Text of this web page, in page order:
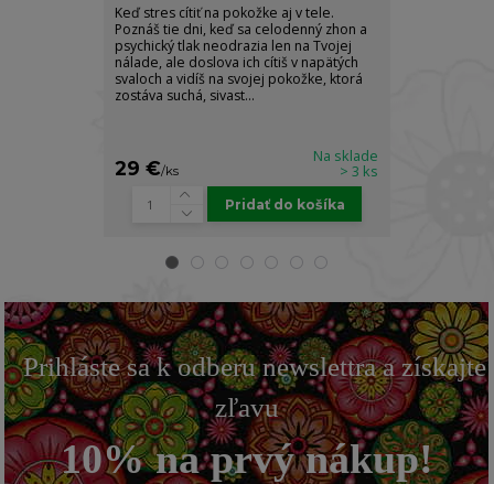
Keď stres cítiť na pokožke aj v tele.
Poznáš tie dni, keď sa celodenný zhon a
psychický tlak neodrazia len na Tvojej
nálade, ale doslova ich cítiš v napätých
svaloch a vidíš na svojej pokožke, ktorá
zostáva suchá, sivast...
29 €/ks
Na sklade
> 3 ks
Pridať do košíka
Prihláste sa k odberu newslettra a získajte
zľavu
10% na prvý nákup!